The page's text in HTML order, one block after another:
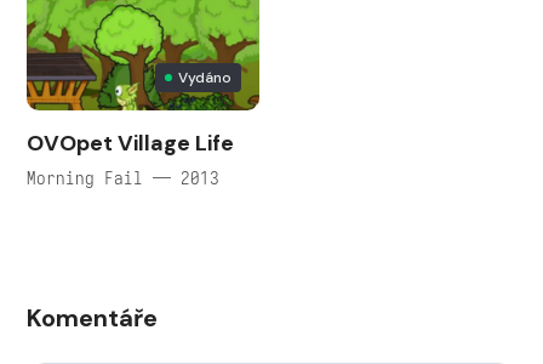
Vydáno
OVOpet Village Life
Morning Fail — 2013
Komentáře